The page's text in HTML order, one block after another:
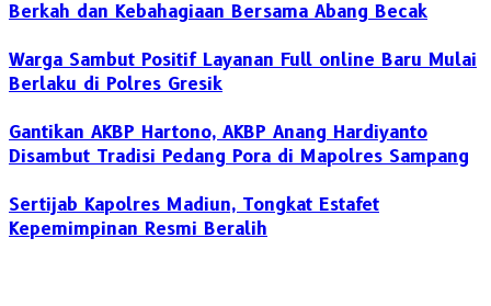
Berkah dan Kebahagiaan Bersama Abang Becak
Warga Sambut Positif Layanan Full online Baru Mulai
Berlaku di Polres Gresik
Gantikan AKBP Hartono, AKBP Anang Hardiyanto
Disambut Tradisi Pedang Pora di Mapolres Sampang
Sertijab Kapolres Madiun, Tongkat Estafet
Kepemimpinan Resmi Beralih